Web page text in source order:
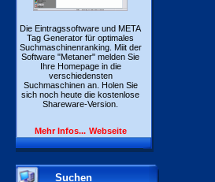
Die Eintragssoftware und META
Tag Generator für optimales
Suchmaschinenranking. Miit der
Software "Metaner" melden Sie
Ihre Homepage in die
verschiedensten
Suchmaschinen an. Holen Sie
sich noch heute die kostenlose
Shareware-Version.
Mehr Infos... Webseite
Suchen